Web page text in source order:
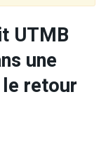
UTMB
une
retour